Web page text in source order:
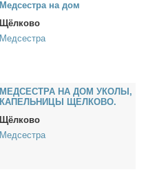
Мед­сест­ра на дом
Щёлково
Медсестра
МЕДСЕСТРА НА ДОМ УКОЛЫ,
КАПЕЛЬНИЦЫ ЩЕЛКОВО.
Щёлково
Медсестра